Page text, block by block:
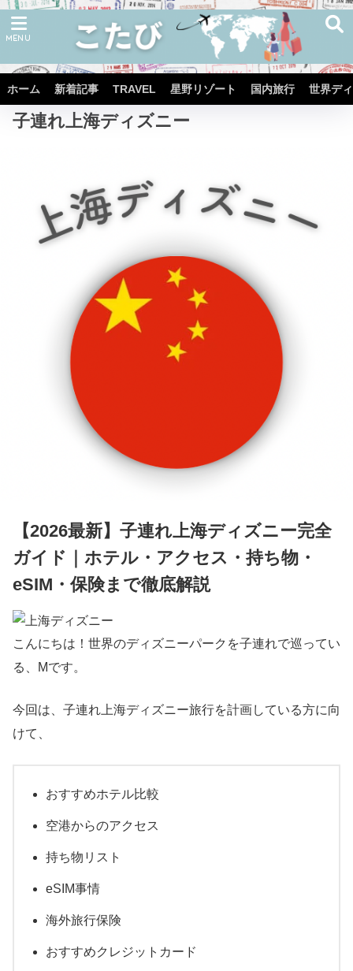
ホーム 新着記事 TRAVEL 星野リゾート 国内旅行 世界デ
ホーム 子連れ世界ディズニー
子連れ上海ディズニー
【2026最新】子連れ上海ディズニー完全
ガイド｜ホテル・アクセス・持ち物・
eSIM・保険まで徹底解説
こんにちは！世界のディズニーパークを子連れで巡ってい
る、Mです。
今回は、子連れ上海ディズニー旅行を計画している方に向
けて、
おすすめホテル比較
空港からのアクセス
持ち物リスト
eSIM事情
海外旅行保険
おすすめクレジットカード